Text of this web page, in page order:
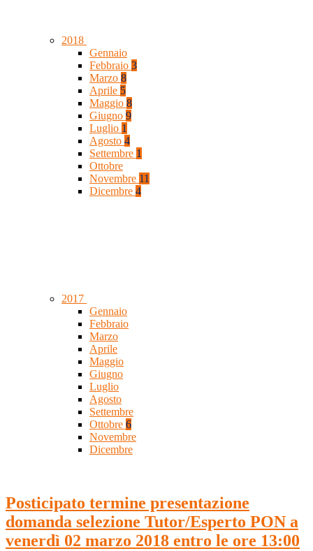
2018
Gennaio
Febbraio 3
Marzo 8
Aprile 5
Maggio 8
Giugno 9
Luglio 1
Agosto 4
Settembre 1
Ottobre
Novembre 11
Dicembre 4
2017
Gennaio
Febbraio
Marzo
Aprile
Maggio
Giugno
Luglio
Agosto
Settembre
Ottobre 6
Novembre
Dicembre
Posticipato termine presentazione
domanda selezione Tutor/Esperto PON a
venerdì 02 marzo 2018 entro le ore 13:00